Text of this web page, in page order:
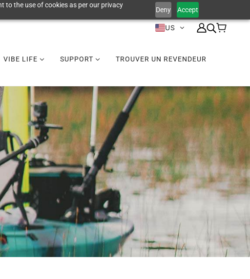
to the use of cookies as per our privacy
Deny Accept
US
VIBE LIFE SUPPORT TROUVER UN REVENDEUR